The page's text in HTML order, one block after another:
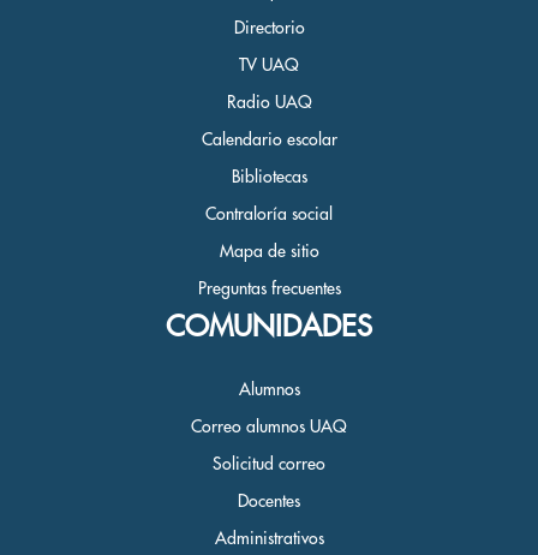
Directorio
TV UAQ
Radio UAQ
Calendario escolar
Bibliotecas
Contraloría social
Mapa de sitio
Preguntas frecuentes
COMUNIDADES
Alumnos
Correo alumnos UAQ
Solicitud correo
Docentes
Administrativos